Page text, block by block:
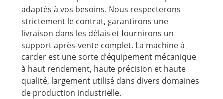
adaptés à vos besoins. Nous respecterons
strictement le contrat, garantirons une
livraison dans les délais et fournirons un
support après-vente complet. La machine à
carder est une sorte d’équipement mécanique
à haut rendement, haute précision et haute
qualité, largement utilisé dans divers domaines
de production industrielle.